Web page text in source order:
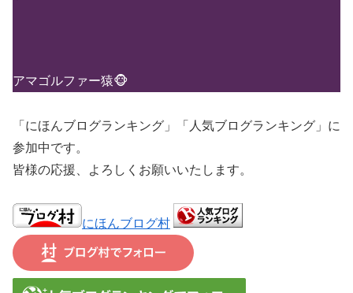
アマゴルファー猿🐵
「にほんブログランキング」「人気ブログランキング」に
参加中です。
皆様の応援、よろしくお願いいたします。
にほんブログ村